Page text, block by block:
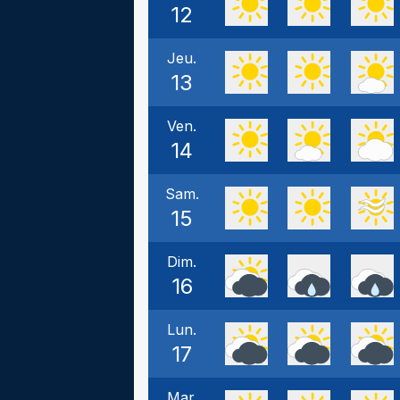
12
Jeu.
13
Ven.
14
Sam.
15
Dim.
16
Lun.
17